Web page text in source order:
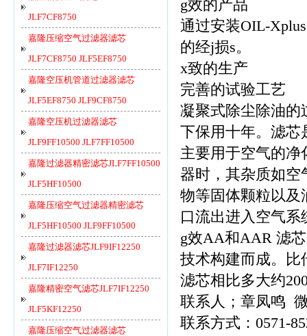
JLF7CF8750
嘉隆压缩空气过滤器滤芯
JLF7CF8750 JLF5EF8750
嘉隆空压机管道过滤器滤芯
JLF5EF8750 JLF9CF8750
嘉隆空压机过滤器滤芯
JLF9FF10500 JLF7FF10500
嘉隆过滤器精密滤芯JLF7FF10500
JLF5HF10500
嘉隆压缩空气过滤器精密滤芯
JLF5HF10500 JLF9FF10500
嘉隆过滤器滤芯JLF9IF12250
JLF7IF12250
嘉隆精密空气滤芯JLF7IF12250
JLF5KF12250
嘉隆压缩空气过滤器滤芯
g效的产品
通过安装OIL-
的经j损s。
x致的生产
完善的试验工艺
凝聚式除尘除油的
下保用十年。滤芯
主要用于空气的净
器时，其杂质如空
物等固体颗粒以及
口流出进入空气系
g效AA和AAR 滤
技术构建而成。比
滤芯相比多大约
联系人；章凤鸣
联系方式：0571-